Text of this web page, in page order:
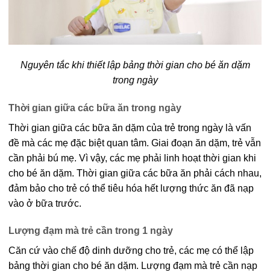
Nguyên tắc khi thiết lập bảng thời gian cho bé ăn dặm
trong ngày
Thời gian giữa các bữa ăn trong ngày
Thời gian giữa các bữa ăn dặm của trẻ trong ngày là vấn
đề mà các mẹ đặc biệt quan tâm. Giai đoạn ăn dặm, trẻ vẫn
cần phải bú mẹ. Vì vậy, các mẹ phải linh hoạt thời gian khi
cho bé ăn dặm. Thời gian giữa các bữa ăn phải cách nhau,
đảm bảo cho trẻ có thể tiêu hóa hết lượng thức ăn đã nạp
vào ở bữa trước.
Lượng đạm mà trẻ cần trong 1 ngày
Căn cứ vào chế độ dinh dưỡng cho trẻ, các mẹ có thể lập
bảng thời gian cho bé ăn dặm. Lượng đạm mà trẻ cần nạp